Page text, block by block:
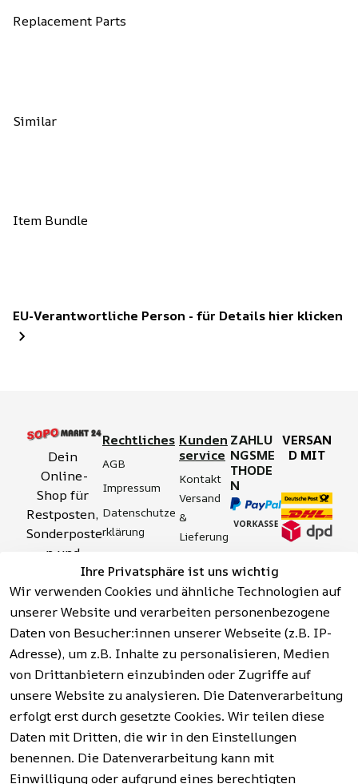
Replacement Parts
Similar
Item Bundle
EU-Verantwortliche Person - für Details hier klicken
Ihre Privatsphäre ist uns wichtig
Wir verwenden Cookies und ähnliche Technologien auf
unserer Website und verarbeiten personenbezogene
Daten von Besucher:innen unserer Webseite (z.B. IP-
Adresse), um z.B. Inhalte zu personalisieren, Medien
von Drittanbietern einzubinden oder Zugriffe auf
unsere Website zu analysieren. Die Datenverarbeitung
erfolgt erst durch gesetzte Cookies. Wir teilen diese
Daten mit Dritten, die wir in den Einstellungen
benennen. Die Datenverarbeitung kann mit
Einwilligung oder aufgrund eines berechtigten
Dein
Online-
Shop für
Restposten,
Sonderposte
n und
Aktionsartik
el rund um
Werkzeuge,
Garten,
Haushalt
und mehr.
Vertrag
widerrufen
Rechtliches
AGB
Impressum
Datenschutze
rklärung
tserklärung
Widerrufsrech
t
Hinweise zur
Batterieentso
rgung
Kunden
service
Kontakt
Versand
&
Lieferung
&
Sicherhei
t
Häufige
Fragen
(FAQ)
ZAHLU
NGSME
THODE
N
VERSAN
D MIT